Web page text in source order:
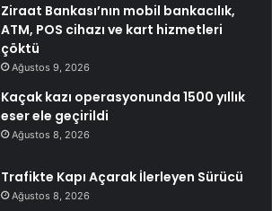
Ziraat Bankası’nın mobil bankacılık,
ATM, POS cihazı ve kart hizmetleri
çöktü
Ağustos 9, 2026
Kaçak kazı operasyonunda 1500 yıllık
eser ele geçirildi
Ağustos 8, 2026
Trafikte Kapı Açarak İlerleyen Sürücü
Ağustos 8, 2026